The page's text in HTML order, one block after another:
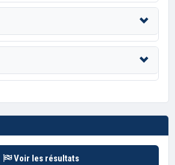
Voir les résultats